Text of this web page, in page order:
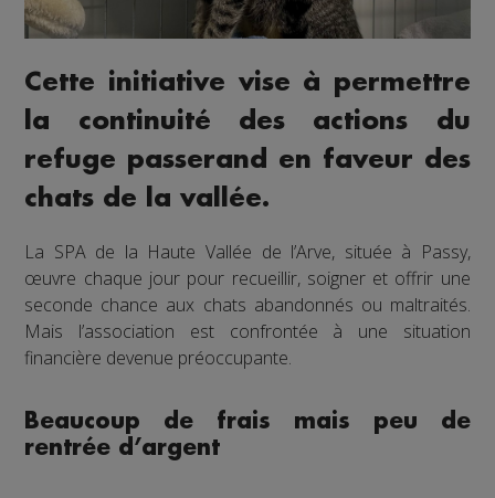
Cette initiative vise à permettre
la continuité des actions du
refuge passerand en faveur des
chats de la vallée.
La SPA de la Haute Vallée de l’Arve, située à Passy,
œuvre chaque jour pour recueillir, soigner et offrir une
seconde chance aux chats abandonnés ou maltraités.
Mais l’association est confrontée à une situation
financière devenue préoccupante.
Beaucoup de frais mais peu de
rentrée d’argent